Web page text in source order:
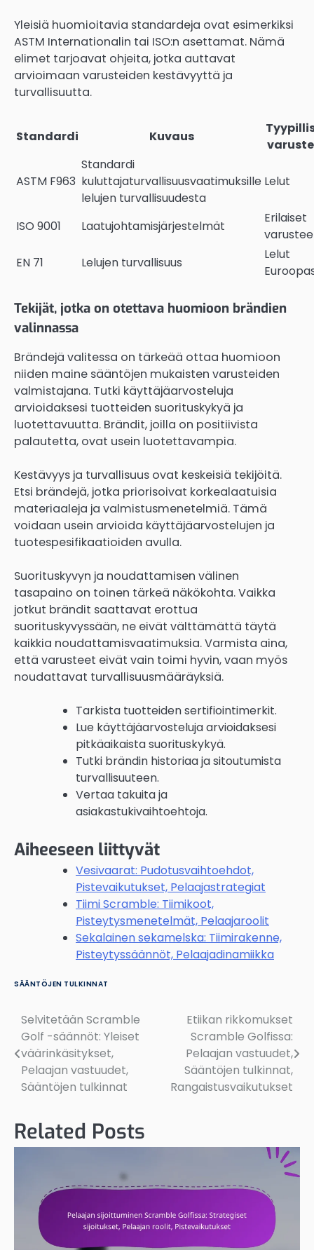
Yleisiä huomioitavia standardeja ovat esimerkiksi
ASTM Internationalin tai ISO:n asettamat. Nämä
elimet tarjoavat ohjeita, jotka auttavat
arvioimaan varusteiden kestävyyttä ja
turvallisuutta.
Standardi Kuvaus
ASTM F963
Standardi
kuluttajaturvallisuusvaatimuksille
lelujen turvallisuudesta
Lelut
ISO 9001 Laatujohtamisjärjestelmät
Erilaiset
EN 71
Lelujen turvallisuus
Lelut
Tekijät, jotka on otettava huomioon brändien
valinnassa
Brändejä valitessa on tärkeää ottaa huomioon
niiden maine sääntöjen mukaisten varusteiden
valmistajana. Tutki käyttäjäarvosteluja
arvioidaksesi tuotteiden suorituskykyä ja
luotettavuutta. Brändit, joilla on positiivista
palautetta, ovat usein luotettavampia.
Kestävyys ja turvallisuus ovat keskeisiä tekijöitä.
Etsi brändejä, jotka priorisoivat korkealaatuisia
materiaaleja ja valmistusmenetelmiä. Tämä
voidaan usein arvioida käyttäjäarvostelujen ja
tuotespesifikaatioiden avulla.
Suorituskyvyn ja noudattamisen välinen
tasapaino on toinen tärkeä näkökohta. Vaikka
jotkut brändit saattavat erottua
suorituskyvyssään, ne eivät välttämättä täytä
kaikkia noudattamisvaatimuksia. Varmista aina,
että varusteet eivät vain toimi hyvin, vaan myös
noudattavat turvallisuusmääräyksiä.
Tarkista tuotteiden sertifiointimerkit.
Lue käyttäjäarvosteluja arvioidaksesi
pitkäaikaista suorituskykyä.
Tutki brändin historiaa ja sitoutumista
turvallisuuteen.
Vertaa takuita ja
asiakastukivaihtoehtoja.
Aiheeseen liittyvät
Vesivaarat: Pudotusvaihtoehdot,
Pistevaikutukset, Pelaajastrategiat
Tiimi Scramble: Tiimikoot,
Pisteytysmenetelmät, Pelaajaroolit
Sekalainen sekamelska: Tiimirakenne,
Pisteytyssäännöt, Pelaajadinamiikka
SÄÄNTÖJEN TULKINNAT
Post
navigation
Selvitetään Scramble
Golf -säännöt: Yleiset
väärinkäsitykset,
Pelaajan vastuudet,
Sääntöjen tulkinnat
Etiikan rikkomukset
Scramble Golfissa:
Pelaajan vastuudet,
Sääntöjen tulkinnat,
Rangaistusvaikutukset
Related Posts